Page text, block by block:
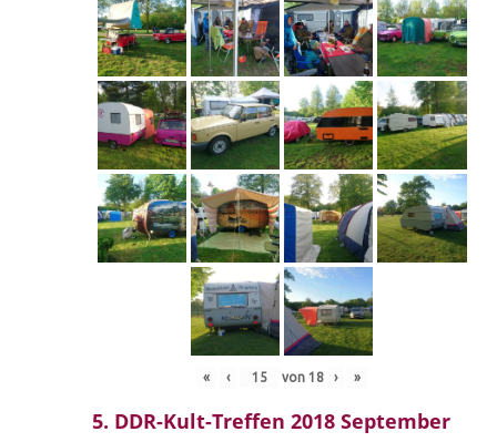
« ‹ von 18 › »
5. DDR-Kult-Treffen 2018 September